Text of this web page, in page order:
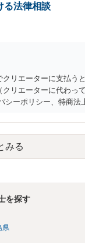
られ、運用指針にい
授業の過程」要件を
ますが、ご相談のケ
積み重なる可能性が
ものと思われます。
る法律相談
リエーターに支払う
リエーターに代わっ
ーポリシー、特商法
るためにコンテンツ
ジネスのリーガルチ
なりの費用がかかる
みる
を探す
県